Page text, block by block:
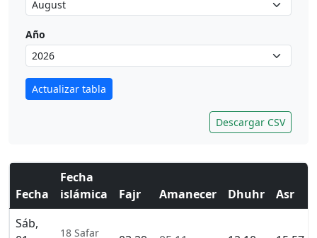
Año
Actualizar tabla
Descargar CSV
Fecha
Fecha
islámica
Fajr Amanecer Dhuhr Asr
Sáb,
18 Safar